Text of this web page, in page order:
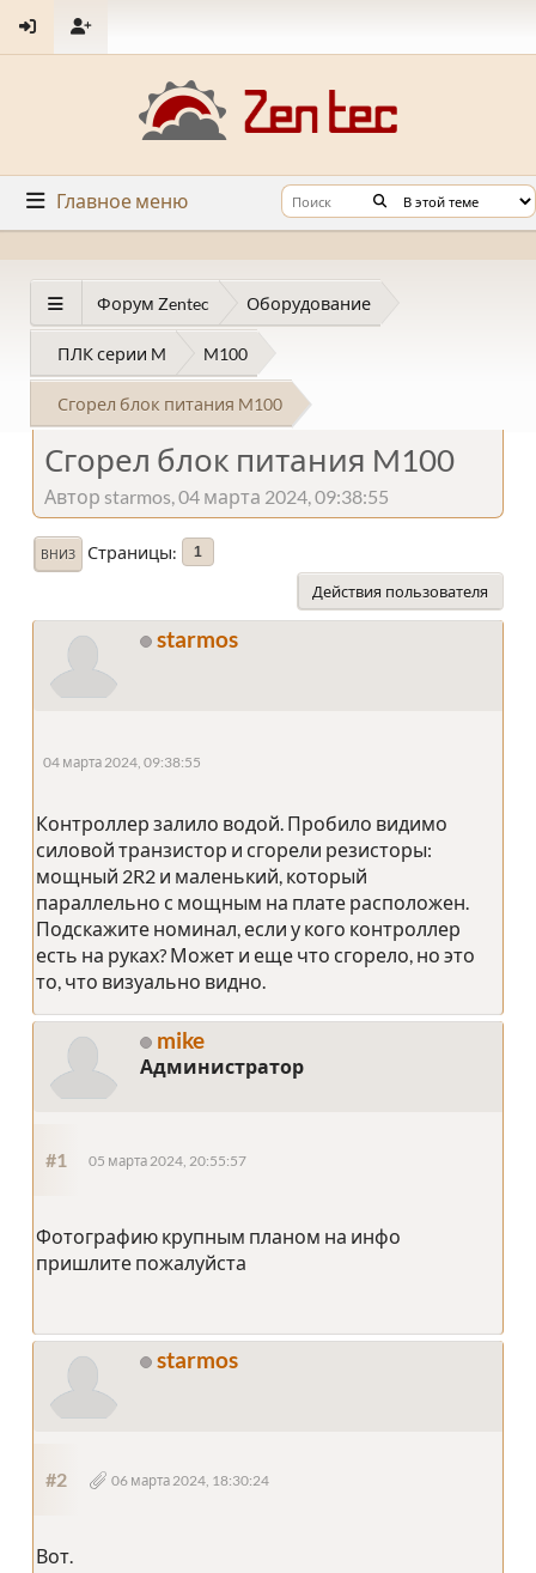
Главное меню
Форум Zentec Оборудование
ПЛК серии M M100
Сгорел блок питания M100
Сгорел блок питания M100
Автор starmos, 04 марта 2024, 09:38:55
ВНИЗ Страницы 1
Действия пользователя
starmos
04 марта 2024, 09:38:55
Контроллер залило водой. Пробило видимо
силовой транзистор и сгорели резисторы:
мощный 2R2 и маленький, который
параллельно с мощным на плате расположен.
Подскажите номинал, если у кого контроллер
есть на руках? Может и еще что сгорело, но это
то, что визуально видно.
mike
Администратор
#1 05 марта 2024, 20:55:57
Фотографию крупным планом на инфо
пришлите пожалуйста
starmos
#2 06 марта 2024, 18:30:24
Вот.